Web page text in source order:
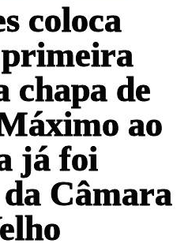
coloca
primeira
chapa de
ao
já foi
Câmara